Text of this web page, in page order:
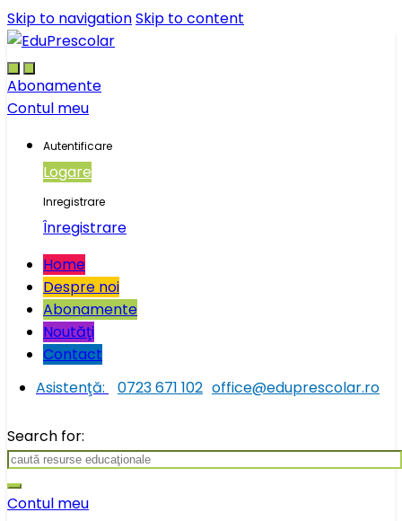
Skip to navigationSkip to content
Abonamente
Contul meu
Autentificare
Logare
Inregistrare
Înregistrare
Home
Despre noi
Abonamente
Noutăţi
Contact
Asistenţă:
0723 671 102 office@eduprescolar.ro
Search for:
Contul meu